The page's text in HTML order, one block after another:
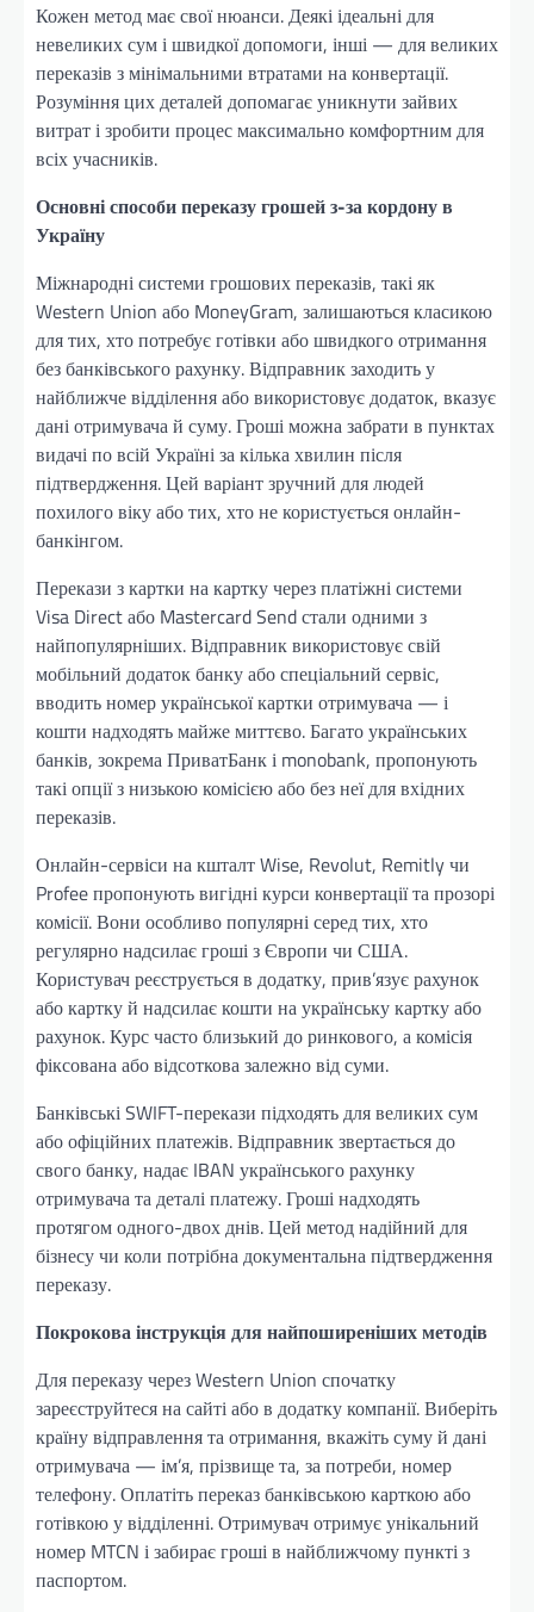
Кожен метод має свої нюанси. Деякі ідеальні для
невеликих сум і швидкої допомоги, інші — для великих
переказів з мінімальними втратами на конвертації.
Розуміння цих деталей допомагає уникнути зайвих
витрат і зробити процес максимально комфортним для
всіх учасників.
Основні способи переказу грошей з-за кордону в
Україну
Міжнародні системи грошових переказів, такі як
Western Union або MoneyGram, залишаються класикою
для тих, хто потребує готівки або швидкого отримання
без банківського рахунку. Відправник заходить у
найближче відділення або використовує додаток, вказує
дані отримувача й суму. Гроші можна забрати в пунктах
видачі по всій Україні за кілька хвилин після
підтвердження. Цей варіант зручний для людей
похилого віку або тих, хто не користується онлайн-
банкінгом.
Перекази з картки на картку через платіжні системи
Visa Direct або Mastercard Send стали одними з
найпопулярніших. Відправник використовує свій
мобільний додаток банку або спеціальний сервіс,
вводить номер української картки отримувача — і
кошти надходять майже миттєво. Багато українських
банків, зокрема ПриватБанк і monobank, пропонують
такі опції з низькою комісією або без неї для вхідних
переказів.
Онлайн-сервіси на кшталт Wise, Revolut, Remitly чи
Profee пропонують вигідні курси конвертації та прозорі
комісії. Вони особливо популярні серед тих, хто
регулярно надсилає гроші з Європи чи США.
Користувач реєструється в додатку, прив’язує рахунок
або картку й надсилає кошти на українську картку або
рахунок. Курс часто близький до ринкового, а комісія
фіксована або відсоткова залежно від суми.
Банківські SWIFT-перекази підходять для великих сум
або офіційних платежів. Відправник звертається до
свого банку, надає IBAN українського рахунку
отримувача та деталі платежу. Гроші надходять
протягом одного-двох днів. Цей метод надійний для
бізнесу чи коли потрібна документальна підтвердження
переказу.
Покрокова інструкція для найпоширеніших методів
Для переказу через Western Union спочатку
зареєструйтеся на сайті або в додатку компанії. Виберіть
країну відправлення та отримання, вкажіть суму й дані
отримувача — ім’я, прізвище та, за потреби, номер
телефону. Оплатіть переказ банківською карткою або
готівкою у відділенні. Отримувач отримує унікальний
номер MTCN і забирає гроші в найближчому пункті з
паспортом.